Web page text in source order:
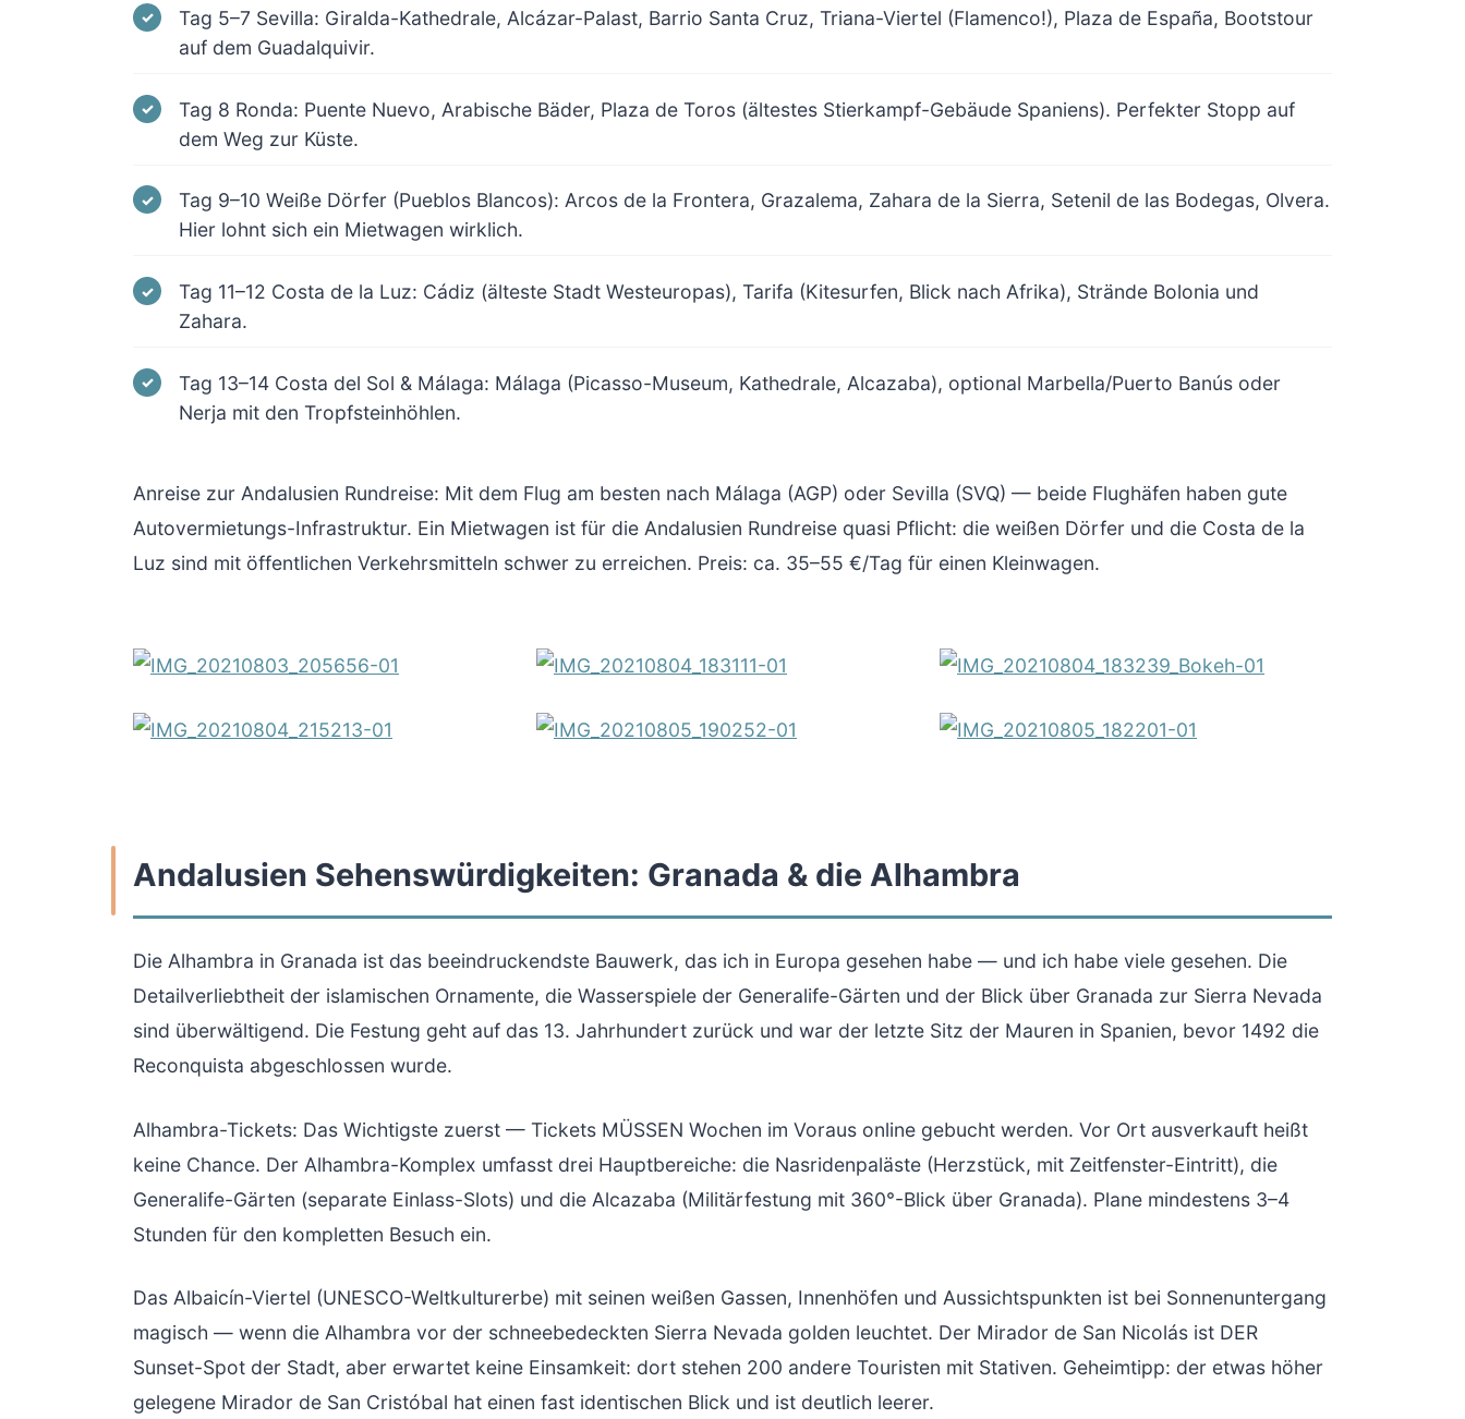
Tag 5–7 Sevilla: Giralda-Kathedrale, Alcázar-Palast, Barrio Santa Cruz, Triana-Viertel (Flamenco!), Plaza de España, Bootstour
auf dem Guadalquivir.
Tag 8 Ronda: Puente Nuevo, Arabische Bäder, Plaza de Toros (ältestes Stierkampf-Gebäude Spaniens). Perfekter Stopp auf
dem Weg zur Küste.
Tag 9–10 Weiße Dörfer (Pueblos Blancos): Arcos de la Frontera, Grazalema, Zahara de la Sierra, Setenil de las Bodegas, Olvera.
Hier lohnt sich ein Mietwagen wirklich.
Tag 11–12 Costa de la Luz: Cádiz (älteste Stadt Westeuropas), Tarifa (Kitesurfen, Blick nach Afrika), Strände Bolonia und
Zahara.
Tag 13–14 Costa del Sol & Málaga: Málaga (Picasso-Museum, Kathedrale, Alcazaba), optional Marbella/Puerto Banús oder
Nerja mit den Tropfsteinhöhlen.
Anreise zur Andalusien Rundreise: Mit dem Flug am besten nach Málaga (AGP) oder Sevilla (SVQ) — beide Flughäfen haben gute
Autovermietungs-Infrastruktur. Ein Mietwagen ist für die Andalusien Rundreise quasi Pflicht: die weißen Dörfer und die Costa de la
Luz sind mit öffentlichen Verkehrsmitteln schwer zu erreichen. Preis: ca. 35–55 €/Tag für einen Kleinwagen.
Andalusien Sehenswürdigkeiten: Granada & die Alhambra
Die Alhambra in Granada ist das beeindruckendste Bauwerk, das ich in Europa gesehen habe — und ich habe viele gesehen. Die
Detailverliebtheit der islamischen Ornamente, die Wasserspiele der Generalife-Gärten und der Blick über Granada zur Sierra Nevada
sind überwältigend. Die Festung geht auf das 13. Jahrhundert zurück und war der letzte Sitz der Mauren in Spanien, bevor 1492 die
Reconquista abgeschlossen wurde.
Alhambra-Tickets: Das Wichtigste zuerst — Tickets MÜSSEN Wochen im Voraus online gebucht werden. Vor Ort ausverkauft heißt
keine Chance. Der Alhambra-Komplex umfasst drei Hauptbereiche: die Nasridenpaläste (Herzstück, mit Zeitfenster-Eintritt), die
Generalife-Gärten (separate Einlass-Slots) und die Alcazaba (Militärfestung mit 360°-Blick über Granada). Plane mindestens 3–4
Stunden für den kompletten Besuch ein.
Das Albaicín-Viertel (UNESCO-Weltkulturerbe) mit seinen weißen Gassen, Innenhöfen und Aussichtspunkten ist bei Sonnenuntergang
magisch — wenn die Alhambra vor der schneebedeckten Sierra Nevada golden leuchtet. Der Mirador de San Nicolás ist DER
Sunset-Spot der Stadt, aber erwartet keine Einsamkeit: dort stehen 200 andere Touristen mit Stativen. Geheimtipp: der etwas höher
gelegene Mirador de San Cristóbal hat einen fast identischen Blick und ist deutlich leerer.